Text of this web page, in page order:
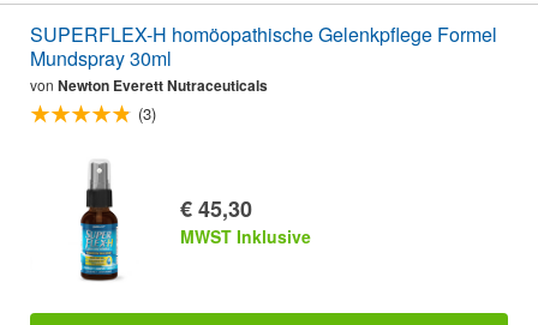
SUPERFLEX-H homöopathische Gelenkpflege Formel
Mundspray 30ml
von Newton Everett Nutraceuticals
(3)
€ 45,30
MWST Inklusive